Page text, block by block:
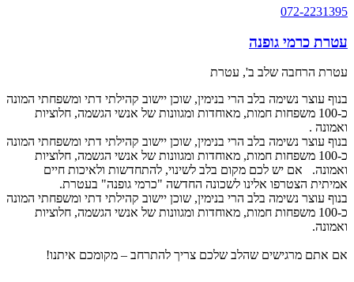
072-2231395
עטרת כרמי גופנה
עטרת הרחבה שלב ב', עטרת
בנוף עוצר נשימה בלב הרי בנימין, שוכן יישוב קהילתי דתי ומשפחתי המונה
כ-100 משפחות חמות, מאוחדות ומגוונות של אנשי הגשמה, חלוציות
ואמונה .
בנוף עוצר נשימה בלב הרי בנימין, שוכן יישוב קהילתי דתי ומשפחתי המונה
כ-100 משפחות חמות, מאוחדות ומגוונות של אנשי הגשמה, חלוציות
ואמונה. אם יש לכם מקום בלב לשינוי, להתחדשות ולאיכות חיים
אמיתית הצטרפו אלינו לשכונה החדשה "כרמי גופנה" בעטרת.
בנוף עוצר נשימה בלב הרי בנימין, שוכן יישוב קהילתי דתי ומשפחתי המונה
כ-100 משפחות חמות, מאוחדות ומגוונות של אנשי הגשמה, חלוציות
ואמונה.
אם אתם מרגישים שהלב שלכם צריך להתרחב – מקומכם איתנו!